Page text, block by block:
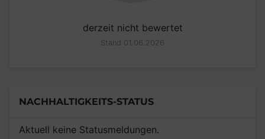
derzeit nicht bewertet
Stand 01.06.2026
NACHHALTIGKEITS-STATUS
Aktuell keine Statusmeldungen.